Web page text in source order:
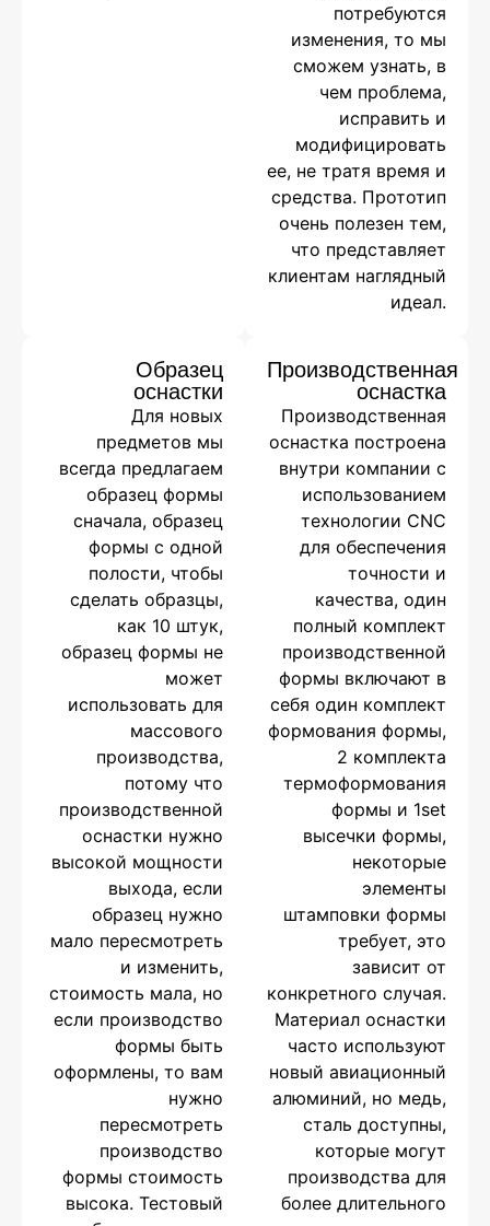
потребуются
изменения, то мы
сможем узнать, в
чем проблема,
исправить и
модифицировать
ее, не тратя время и
средства. Прототип
очень полезен тем,
что представляет
клиентам наглядный
идеал.
Образец
оснастки
Для новых
предметов мы
всегда предлагаем
образец формы
сначала, образец
формы с одной
полости, чтобы
сделать образцы,
как 10 штук,
образец формы не
может
использовать для
массового
производства,
потому что
производственной
оснастки нужно
высокой мощности
выхода, если
образец нужно
мало пересмотреть
и изменить,
стоимость мала, но
если производство
формы быть
оформлены, то вам
нужно
пересмотреть
производство
формы стоимость
высока. Тестовый
Производственная
оснастка
Производственная
оснастка построена
внутри компании с
использованием
технологии CNC
для обеспечения
точности и
качества, один
полный комплект
производственной
формы включают в
себя один комплект
формования формы,
2 комплекта
термоформования
формы и 1set
высечки формы,
некоторые
элементы
штамповки формы
требует, это
зависит от
конкретного случая.
Материал оснастки
часто используют
новый авиационный
алюминий, но медь,
сталь доступны,
которые могут
производства для
более длительного